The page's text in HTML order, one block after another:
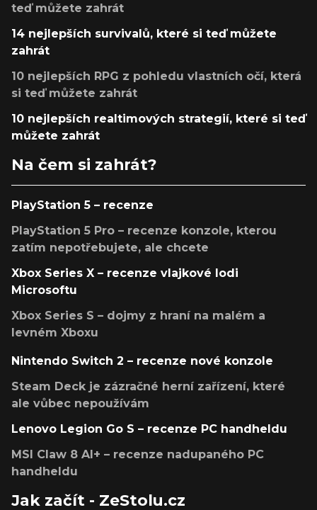
teď můžete zahrát
14 nejlepších survivalů, které si teď můžete
zahrát
10 nejlepších RPG z pohledu vlastních očí, která
si teď můžete zahrát
10 nejlepších realtimových strategií, které si teď
můžete zahrát
Na čem si zahrát?
PlayStation 5 – recenze
PlayStation 5 Pro – recenze konzole, kterou
zatím nepotřebujete, ale chcete
Xbox Series X – recenze vlajkové lodi
Microsoftu
Xbox Series S – dojmy z hraní na malém a
levném Xboxu
Nintendo Switch 2 – recenze nové konzole
Steam Deck je zázračné herní zařízení, které
ale vůbec nepoužívám
Lenovo Legion Go S – recenze PC handheldu
MSI Claw 8 AI+ – recenze nadupaného PC
handheldu
Jak začít - ZeStolu.cz